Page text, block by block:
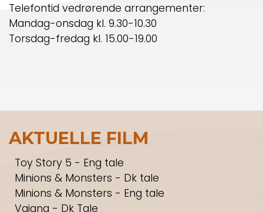
Telefontid vedrørende arrangementer:
Mandag-onsdag kl. 9.30-10.30
Torsdag-fredag kl. 15.00-19.00
AKTUELLE FILM
Toy Story 5 - Eng tale
Minions & Monsters - Dk tale
Minions & Monsters - Eng tale
Vaiana - Dk Tale